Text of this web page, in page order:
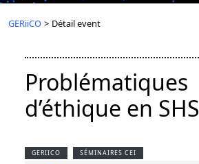
GERiiCO > Détail event
Problématiques
d’éthique en SHS
GERIICO SÉMINAIRES CEI